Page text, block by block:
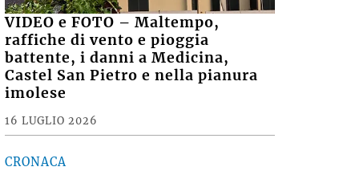
VIDEO e FOTO – Maltempo,
raffiche di vento e pioggia
battente, i danni a Medicina,
Castel San Pietro e nella pianura
imolese
16 LUGLIO 2026
CRONACA